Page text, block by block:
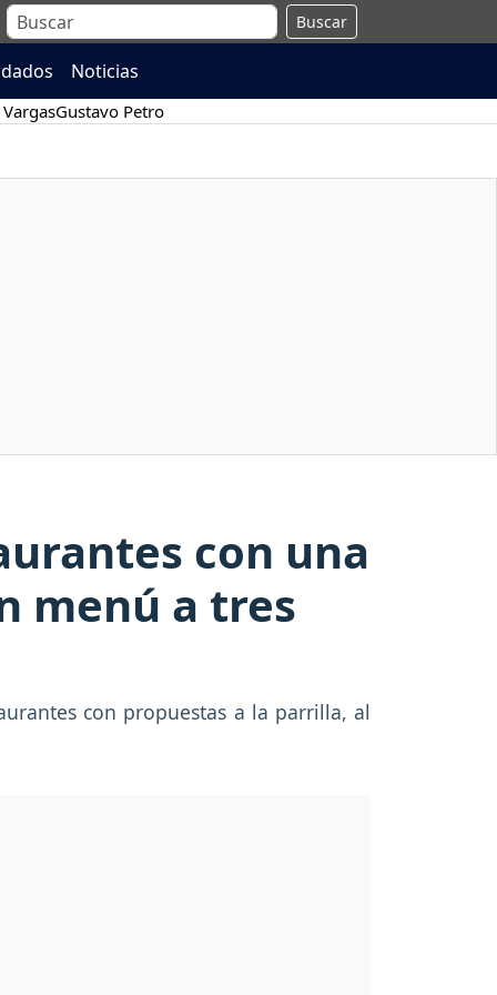
Buscar
Noticias
Gustavo Petro
con una
menú a tres
con propuestas a la parrilla, al